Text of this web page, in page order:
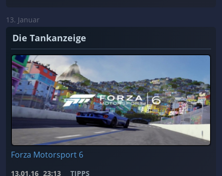
13. Januar
Die Tankanzeige
Forza Motorsport 6
13.01.16 23:13 TIPPS